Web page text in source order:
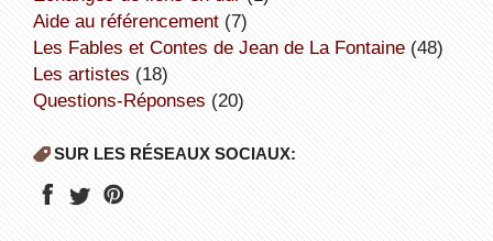
aide au référencement(7)
Les Fables et Contes de Jean de La Fontaine(48)
Les artistes (18)
Questions-Réponses (20)
SUR LES RÉSEAUX SOCIAUX: